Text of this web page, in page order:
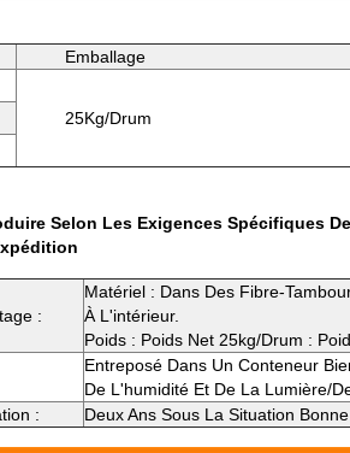
Emballage
25Kg/Drum
Selon Les Exigences Spécifiques
:
Matériel : Dans Des Fibre-
À L'intérieur.
Poids : Poids Net 25kg/drum :
Entreposé Dans Un Conteneur
De L'humidité Et De La Lumière/
:
Deux Ans Sous La Situation